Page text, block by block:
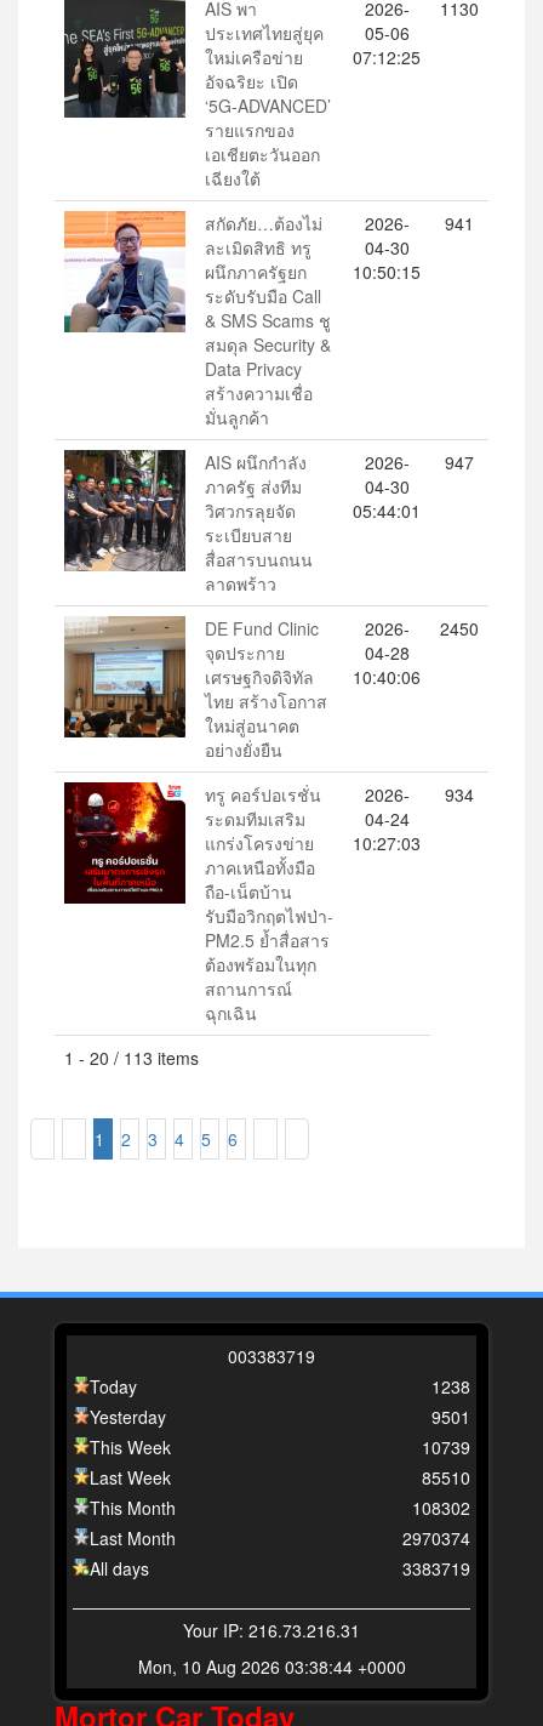
AIS พา
ประเทศไทยสู่ยุค
ใหม่เครือข่าย
อัจฉริยะ เปิด
‘5G-ADVANCED’
รายแรกของ
เอเชียตะวันออก
เฉียงใต้
2026-
05-06
07:12:25
1130
สกัดภัย…ต้องไม่
ละเมิดสิทธิ ทรู
ผนึกภาครัฐยก
ระดับรับมือ Call
& SMS Scams ชู
สมดุล Security &
Data Privacy
สร้างความเชื่อ
มั่นลูกค้า
2026-
04-30
10:50:15
941
AIS ผนึกกำลัง
ภาครัฐ ส่งทีม
วิศวกรลุยจัด
ระเบียบสาย
สื่อสารบนถนน
ลาดพร้าว
2026-
04-30
05:44:01
947
DE Fund Clinic
จุดประกาย
เศรษฐกิจดิจิทัล
ไทย สร้างโอกาส
ใหม่สู่อนาคต
อย่างยั่งยืน
2026-
04-28
10:40:06
2450
ทรู คอร์ปอเรชั่น
ระดมทีมเสริม
แกร่งโครงข่าย
ภาคเหนือทั้งมือ
ถือ-เน็ตบ้าน
รับมือวิกฤตไฟป่า-
PM2.5 ย้ำสื่อสาร
ต้องพร้อมในทุก
สถานการณ์
ฉุกเฉิน
2026-
04-24
10:27:03
934
1 - 20 / 113 items
1 2 3 4 5 6
003383719
Today
Yesterday
This Week
Last Week
This Month
Last Month
All days
1238
9501
10739
85510
108302
2970374
3383719
Your IP: 216.73.216.31
Mon, 10 Aug 2026 03:38:44 +0000
Mortor Car Today